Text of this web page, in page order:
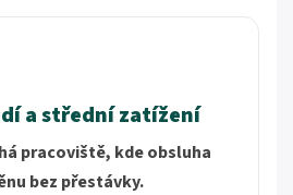
a střední zatížení
pracoviště, kde obsluha
bez přestávky.